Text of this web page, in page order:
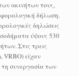
ακινήτων τους,
δήλωση.
δηλώσεις
ύψους 530
Στις τρεις
είχαν
συνεργασία των